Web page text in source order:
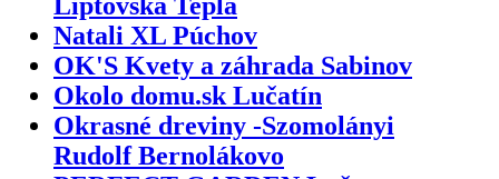
Natali XL Púchov
OK'S Kvety a záhrada Sabinov
Okolo domu.sk Lučatín
Okrasné dreviny -Szomolányi
Rudolf Bernolákovo